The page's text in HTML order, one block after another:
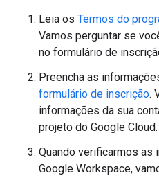
Leia os Termos do
Vamos perguntar se
no formulário de
Preencha as
formulário de inscrição.
informações da sua
projeto do Google Cloud.
Quando verificarmos as
Google Workspace,